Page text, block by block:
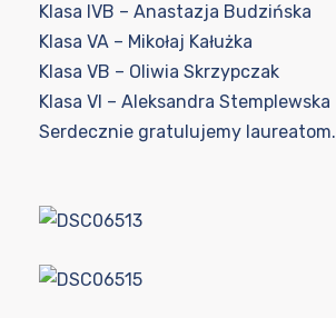
Klasa IVB – Anastazja Budzińska
Klasa VA – Mikołaj Kałużka
Klasa VB – Oliwia Skrzypczak
Klasa VI – Aleksandra Stemplewska
Serdecznie gratulujemy laureatom.